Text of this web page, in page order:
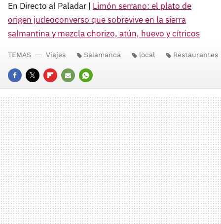
En Directo al Paladar | Limón serrano: el plato de
origen judeoconverso que sobrevive en la sierra
salmantina y mezcla chorizo, atún, huevo y cítricos
FACEBOOK
TWITTERFLIPBOARD
E-
MAIL
WHATSAPP
TEMAS Viajes Salamanca local Restaurantes